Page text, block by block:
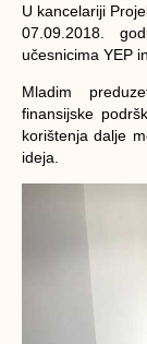
U kancelariji
07.09.2018.
učesnicima YEP
Mladim
finansijske
korištenja dalje
ideja.